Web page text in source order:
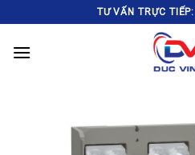
to
content
TƯ VẤN TRỰC